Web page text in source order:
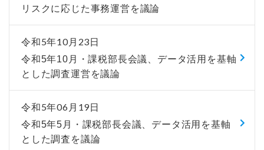
リスクに応じた事務運営を議論
令和5年10月23日
令和5年10月・課税部長会議、データ活用を基軸
とした調査運営を議論
令和5年06月19日
令和5年5月・課税部長会議、データ活用を基軸
とした調査を議論